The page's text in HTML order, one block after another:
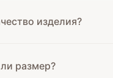
изделия?
размер?